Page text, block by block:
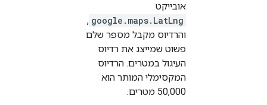
אובייקט
google.maps.LatLng
,
והרדיוס מקבל מספר שלם
פשוט שמייצג את רדיוס
העיגול במטרים. הרדיוס
המקסימלי המותר הוא
50,000 מטרים.